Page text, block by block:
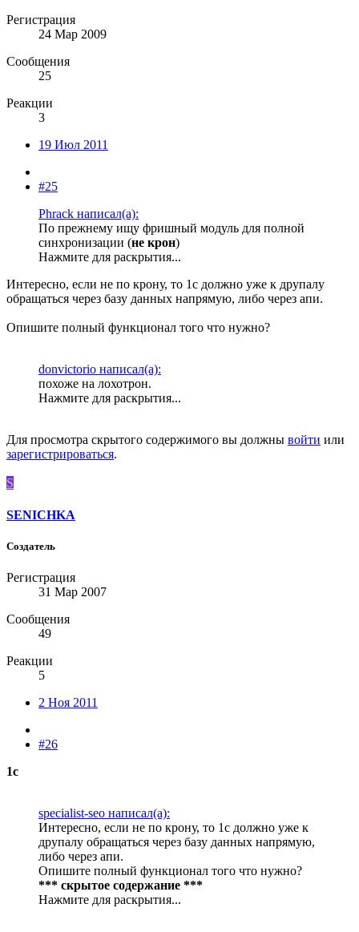
Регистрация
24 Мар 2009
Сообщения
25
Реакции
3
19 Июл 2011
#25
Phrack написал(а):
По прежнему ищу фришный модуль для полной
синхронизации (не крон)
Нажмите для раскрытия...
Интересно, если не по крону, то 1с должно уже к друпалу
обращаться через базу данных напрямую, либо через апи.
Опишите полный функционал того что нужно?
donvictorio написал(а):
похоже на лохотрон.
Нажмите для раскрытия...
Для просмотра скрытого содержимого вы должны войти или
зарегистрироваться.
S
SENICHKA
Создатель
Регистрация
31 Мар 2007
Сообщения
49
Реакции
5
2 Ноя 2011
#26
1с
specialist-seo написал(а):
Интересно, если не по крону, то 1с должно уже к
друпалу обращаться через базу данных напрямую,
либо через апи.
Опишите полный функционал того что нужно?
*** скрытое содержание ***
Нажмите для раскрытия...